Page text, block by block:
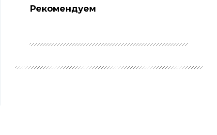
Рекомендуем